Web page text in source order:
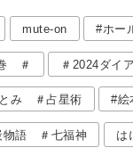
mute-on #ホー
＃ ＃2024ダイ
とみ ＃占星術 #
物語 ＃七福神 は